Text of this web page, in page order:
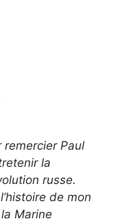
remercier Paul
la
russe.
de mon
Marine